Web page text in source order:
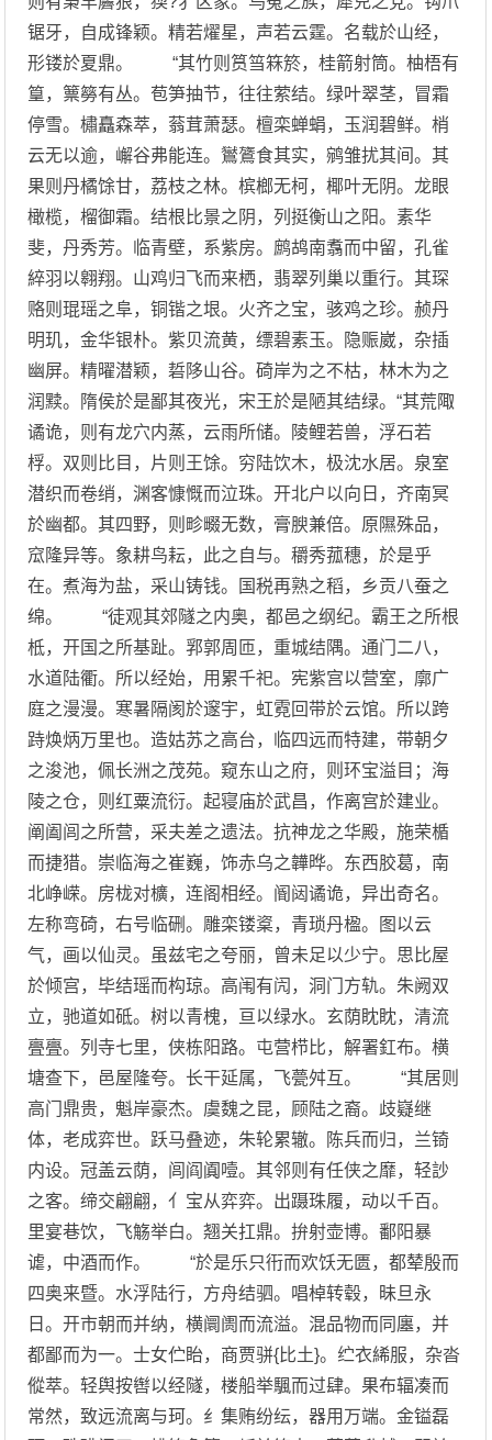
锯牙，自成锋颖。精若燿星，声若云霆。名载於山经，
形镂於夏鼎。 “其竹则筼筜箖箊，桂箭射筒。柚梧有
篁，篻簩有丛。苞笋抽节，往往萦结。绿叶翠茎，冒霜
停雪。橚矗森萃，蓊茸萧瑟。檀栾蝉蜎，玉润碧鲜。梢
云无以逾，嶰谷弗能连。鸑鷟食其实，鹓雏扰其间。其
果则丹橘馀甘，荔枝之林。槟榔无柯，椰叶无阴。龙眼
橄榄，榴御霜。结根比景之阴，列挺衡山之阳。素华
斐，丹秀芳。临青壁，系紫房。鹧鸪南翥而中留，孔雀
綷羽以翱翔。山鸡归飞而来栖，翡翠列巢以重行。其琛
赂则琨瑶之阜，铜锴之垠。火齐之宝，骇鸡之珍。赪丹
明玑，金华银朴。紫贝流黄，缥碧素玉。隐赈崴，杂插
幽屏。精曜潜颖，硩陊山谷。碕岸为之不枯，林木为之
润黩。隋侯於是鄙其夜光，宋王於是陋其结绿。“其荒陬
谲诡，则有龙穴内蒸，云雨所储。陵鲤若兽，浮石若
桴。双则比目，片则王馀。穷陆饮木，极沈水居。泉室
潜织而卷绡，渊客慷慨而泣珠。开北户以向日，齐南冥
於幽都。其四野，则畛畷无数，膏腴兼倍。原隰殊品，
窊隆异等。象耕鸟耘，此之自与。穱秀菰穗，於是乎
在。煮海为盐，采山铸钱。国税再熟之稻，乡贡八蚕之
绵。 “徒观其郊隧之内奥，都邑之纲纪。霸王之所根
柢，开国之所基趾。郛郭周匝，重城结隅。通门二八，
水道陆衢。所以经始，用累千祀。宪紫宫以营室，廓广
庭之漫漫。寒暑隔阂於邃宇，虹霓回带於云馆。所以跨
跱焕炳万里也。造姑苏之高台，临四远而特建，带朝夕
之浚池，佩长洲之茂苑。窥东山之府，则环宝溢目；海
陵之仓，则红粟流衍。起寝庙於武昌，作离宫於建业。
阐阖闾之所营，采夫差之遗法。抗神龙之华殿，施荣楯
而捷猎。崇临海之崔巍，饰赤乌之韡晔。东西胶葛，南
北峥嵘。房栊对櫎，连阁相经。阍闼谲诡，异出奇名。
左称弯碕，右号临硎。雕栾镂楶，青琐丹楹。图以云
气，画以仙灵。虽兹宅之夸丽，曾未足以少宁。思比屋
於倾宫，毕结瑶而构琼。高闱有闶，洞门方轨。朱阙双
立，驰道如砥。树以青槐，亘以绿水。玄荫眈眈，清流
亹亹。列寺七里，侠栋阳路。屯营栉比，解署釭布。横
塘查下，邑屋隆夸。长干延属，飞甍舛互。 “其居则
高门鼎贵，魁岸豪杰。虞魏之昆，顾陆之裔。歧嶷继
体，老成弈世。跃马叠迹，朱轮累辙。陈兵而归，兰锜
内设。冠盖云荫，闾阎阗噎。其邻则有任侠之靡，轻訬
之客。缔交翩翩，亻宝从弈弈。出蹑珠履，动以千百。
里宴巷饮，飞觞举白。翘关扛鼎。拚射壶博。鄱阳暴
谑，中酒而作。 “於是乐只衎而欢饫无匮，都辇殷而
四奥来暨。水浮陆行，方舟结驷。唱棹转毂，昧旦永
日。开市朝而并纳，横阛阓而流溢。混品物而同廛，并
都鄙而为一。士女伫眙，商贾骈{比土}。纻衣絺服，杂沓
傱萃。轻舆按辔以经隧，楼船举颿而过肆。果布辐凑而
常然，致远流离与珂。纟集贿纷纭，器用万端。金镒磊